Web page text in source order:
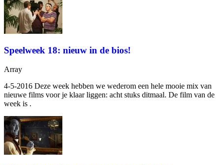
Speelweek 18: nieuw in de bios!
Array
4-5-2016 Deze week hebben we wederom een hele mooie mix van
nieuwe films voor je klaar liggen: acht stuks ditmaal. De film van de
week is .